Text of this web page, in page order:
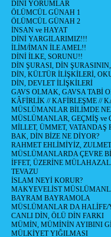
DİNİ YORUMLAR
ÖLÜMCÜL GÜNAH 1
ÖLÜMCÜL GÜNAH 2
İNSAN ve HAYAT
DİNİ YARGILARIMIZ!!!
İLİM/İMAN İLE AMEL!!
DİNİ İLKE, SORUNU!!
DİN ŞURASI, DİN
DİN, KÜLTÜR İLİŞKİLERİ,
DİN, DEVLET İLİŞKİLERİ
GAVS OLMAK, GAVSA TABİ
KÂFİRLİK // KAFİRLEŞME //
MÜSLÜMANLAR BİLİMDE
MÜSLÜMANLAR, GEÇMİŞ ve
MİLLET, ÜMMET, VATANDAŞ
BAK, DİN BİZE NE DİYOR?
RAHMET EHLİMİYİZ,
MÜSLÜMANLARDA ÇEVRE
İFFET, ÜZERİNE
TEVAZU
İSLAM NEYİ KORUR?
MAKYEVELİST
BAYRAM BAYRAMOLA
MÜSLÜMANLAR DA HALİFE/
CANLI DİN, ÖLÜ DİN FARKI
MÜMİN, MÜMİNİN AYIBINI
MÜLKİYET YIĞILMASI